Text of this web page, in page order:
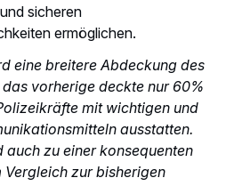
sicheren
ermöglichen.
eine breitere Abdeckung des
vorherige deckte nur 60%
mit wichtigen und
ausstatten.
auch zu einer konsequenten
zur bisherigen